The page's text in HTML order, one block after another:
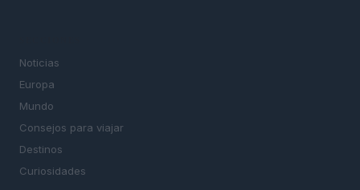
Noticias
Europa
Mundo
Consejos para viajar
Destinos
Curiosidades